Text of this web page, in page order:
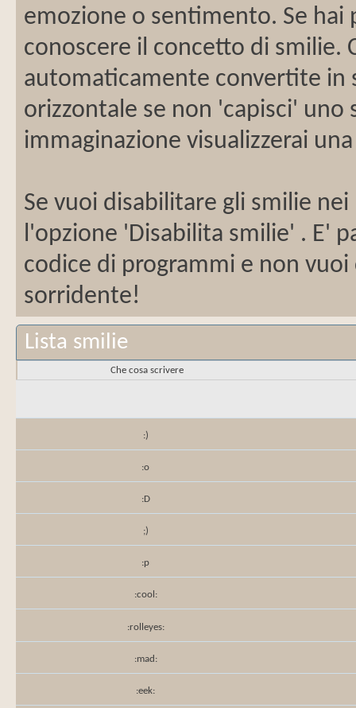
emozione o sentimento. Se
conoscere il concetto di smilie.
automaticamente convertite in
orizzontale se non 'capisci'
immaginazione visualizzerai
Se vuoi disabilitare gli smilie
l'opzione 'Disabilita smilie' . E'
codice di programmi e non
sorridente!
Lista smilie
Che cosa scrivere
:)
:o
:D
;)
:p
:cool:
:rolleyes:
:mad:
:eek: